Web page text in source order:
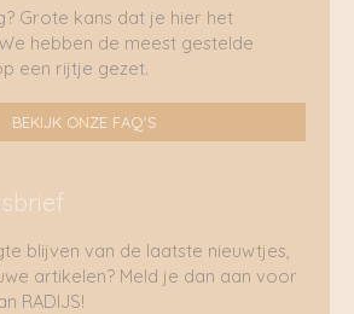
Grote kans dat je hier het
hebben de meest gestelde
een rijtje gezet.
BEKIJK ONZE FAQ'S
blijven van de laatste nieuwtjes,
artikelen? Meld je dan aan voor
RADIJS!